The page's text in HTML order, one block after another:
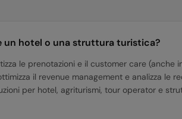
un hotel o una struttura turistica?
le prenotazioni e il customer care (anche
il revenue management e analizza le
per hotel, agriturismi, tour operator e